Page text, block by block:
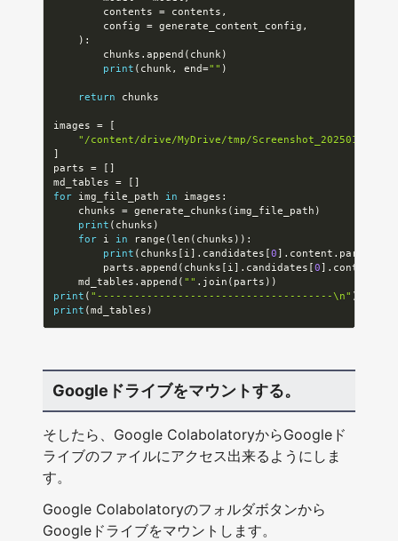
        contents
= contents ,
        config
= generate_content_config ,
) :
        chunks
.append ( chunk)
print ( chunk, end="" )
return chunks
images =
[
"/content/drive/MyDrive/tmp/Screenshot_20250107-
]
parts = [ ]
md_tables = [ ]
for img_file_path in images :
    chunks
= generate_chunks ( img_file_path )
print ( chunks )
for i in range (len ( chunks ) ) :
print ( chunks [ i] . candidates [0] . content . parts
        parts
.append ( chunks [ i] . candidates [0] . content
    md_tables
.append ( "" . join ( parts ) )
print ( "--------------------------------------\n" )
print (md_tables )
Googleドライブをマウントする。
そしたら、Google ColabolatoryからGoogleド
ライブのファイルにアクセス出来るようにしま
す。
Google Colabolatoryのフォルダボタンから
Googleドライブをマウントします。